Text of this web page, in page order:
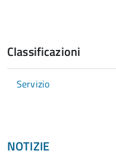
Classificazioni
Servizio
NOTIZIE